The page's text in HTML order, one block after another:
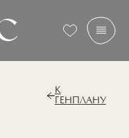
К
ГЕНПЛАНУ